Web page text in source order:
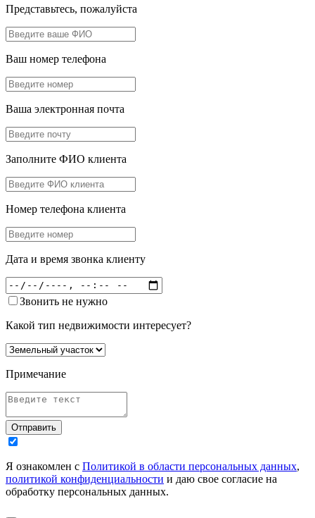
Представьтесь, пожалуйста
Ваш номер телефона
Ваша электронная почта
Заполните ФИО клиента
Номер телефона клиента
Дата и время звонка клиенту
Звонить не нужно
Какой тип недвижимости интересует?
Примечание
Отправить
Я ознакомлен с Политикой в области персональных данных,
политикой конфиденциальности и даю свое согласие на
обработку персональных данных.